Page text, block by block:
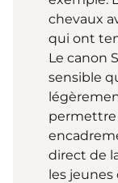
chevaux
qui ont
Le canon
sensible
direct de
les jeunes